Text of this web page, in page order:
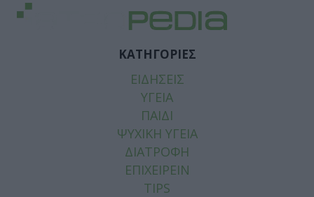
ΚΑΤΗΓΟΡΙΕΣ
ΕΙΔΗΣΕΙΣ
ΥΓΕΙΑ
ΠΑΙΔΙ
ΨΥΧΙΚΗ ΥΓΕΙΑ
ΔΙΑΤΡΟΦΗ
ΕΠΙΧΕΙΡΕΙΝ
TIPS